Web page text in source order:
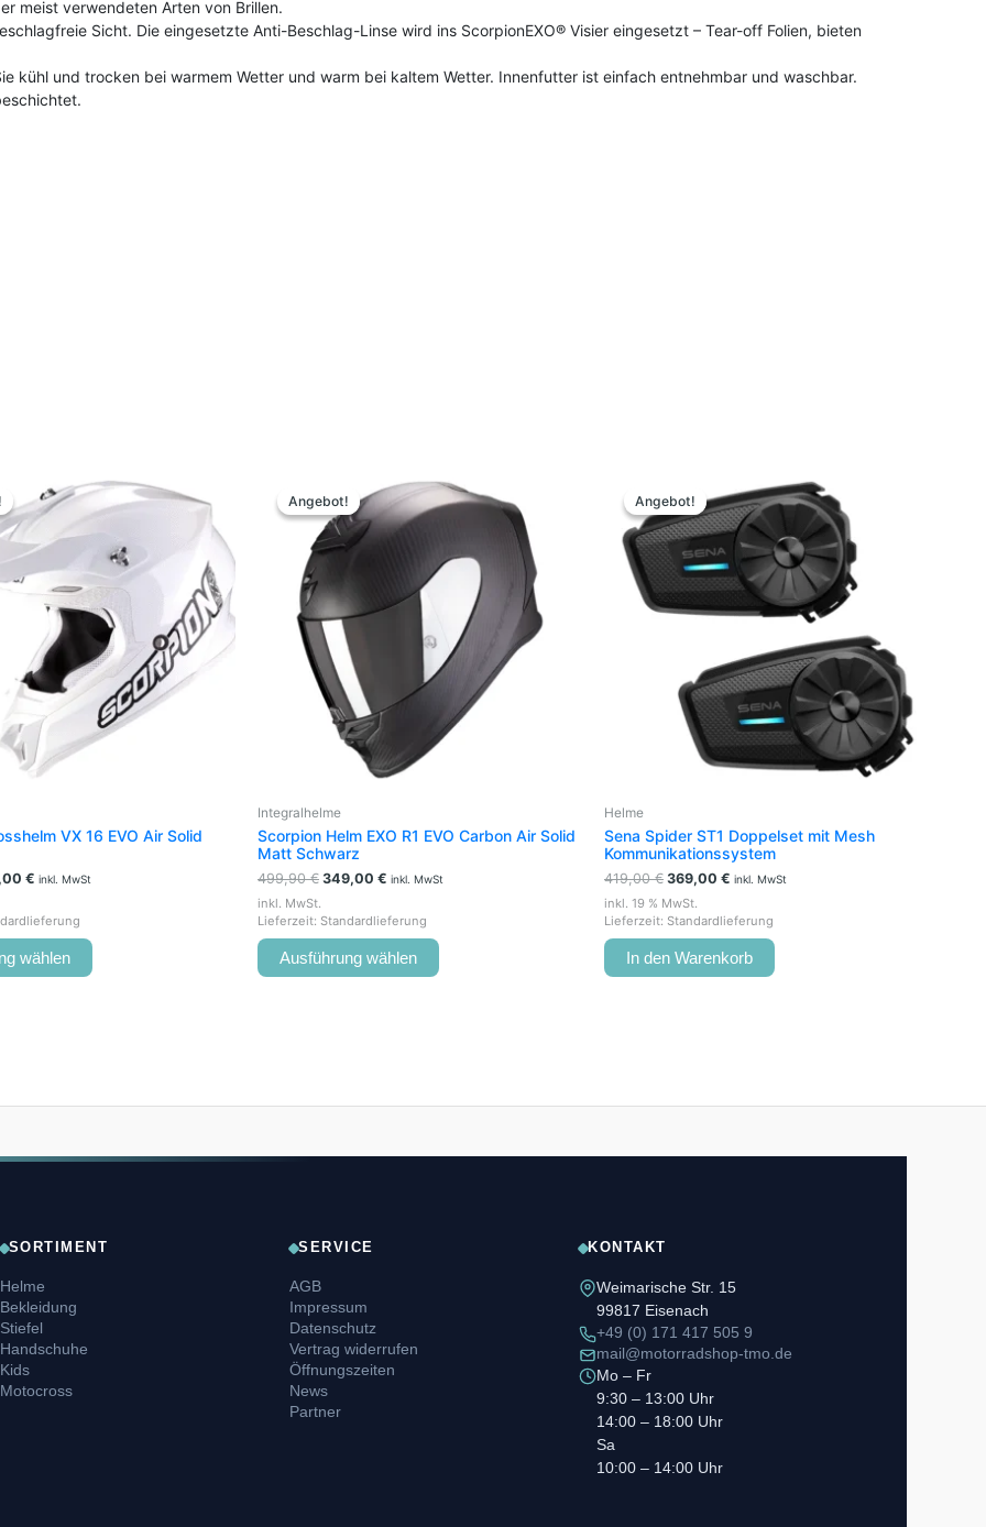
meist verwendeten Arten von Brillen.
Sicht. Die eingesetzte Anti-Beschlag-Linse wird ins ScorpionEXO® Visier eingesetzt – Tear-off Folien, bieten
kühl und trocken bei warmem Wetter und warm bei kaltem Wetter. Innenfutter ist einfach entnehmbar und waschbar.
VX 16 EVO Air Solid
€
€
Preis
ist:
inkl. MwSt
wählen
Dieses
Produkt
mehrere
Varianten
auf.
Die
Optionen
können
der
Produktseite
Angebot!
Angebot!
Integralhelme
Scorpion Helm EXO R1 EVO Carbon Air Solid
Matt Schwarz
499,90€
war:
499,90 €
349,00 €
Preis
ist:
349,00 €.
inkl. MwSt
inkl. MwSt.
Lieferzeit: Standardlieferung
Ausführung wählen
Dieses
Produkt
Varianten
Optionen
können
der
Produktseite
Angebot!
Angebot!
Helme
Sena Spider ST1 Doppelset mit Mesh
Kommunikationssystem
419,00€
war:
419,00 €
369,00 €
Preis
ist:
369,00 €.
inkl. MwSt
inkl. 19 % MwSt.
Lieferzeit: Standardlieferung
In den Warenkorb
SORTIMENT
Helme
Bekleidung
Stiefel
Handschuhe
Kids
Motocross
SERVICE
AGB
Impressum
Datenschutz
Vertrag widerrufen
Öffnungszeiten
News
Partner
KONTAKT
Weimarische Str. 15
99817 Eisenach
+49 (0) 171 417 505 9
mail@motorradshop-tmo.de
Mo – Fr
9:30 – 13:00 Uhr
14:00 – 18:00 Uhr
Sa
10:00 – 14:00 Uhr